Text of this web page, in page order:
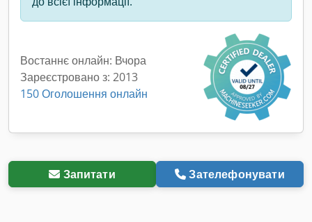
Востаннє онлайн: Вчора
Зареєстровано з: 2013
150 Оголошення онлайн
Запитати Зателефонувати